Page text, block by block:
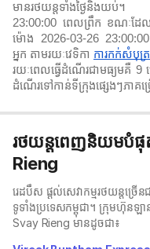
មានរថយន្តទាំងថ្ងៃនិងយប់
23:00:00 ពេលព្រឹក ខណៈដែ
ម៉ោង 2026-03-26
អ្នក តាមរយៈវេទិកា ការកក់សំបុត្
រយៈពេលធ្វើដំណើរជាមធ្យមគឺ
ដំណើរទៅកាន់ទីក្រុងផ្សេងៗភាគច្
រថយន្តពេញនិយមបំផុ
Rieng
រេដបឹស ផ្តល់សេវាកម្មរថយន្តច្រ
ទូទាំងប្រទេសកម្ពុជា។ ក្រុមហ៊ុន
Svay Rieng មានដូចជា៖